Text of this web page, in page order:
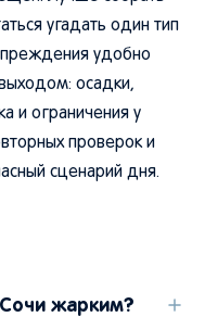
угадать один тип
удобно
осадки,
и ограничения у
проверок и
сценарий дня.
жарким?